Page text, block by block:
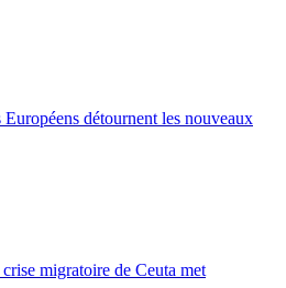
Européens détournent les nouveaux
migratoire de Ceuta met